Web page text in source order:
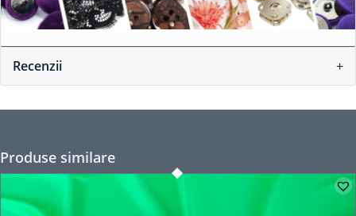
Recenzii
Produse similare